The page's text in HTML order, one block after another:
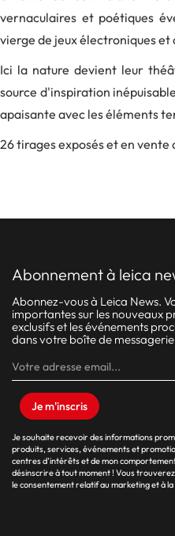
vernaculaires et poétiques
vierge de jeux électroniques et
Ici la nature devient leur
source d'inspiration
apaisante avec les éléments
26 tirages exposés et en vente
abonnement à leica
Abonnez-vous à Leica News.
importantes sur les nouveaux
exclusifs et les événements
dans votre boîte de
Je m'inscris
Je souhaite recevoir des informations
produits, services, événements et
centres d’intérêts et de mon
désinscrire à tout moment ! Vous trouverez
le consentement relatif au marketing et à